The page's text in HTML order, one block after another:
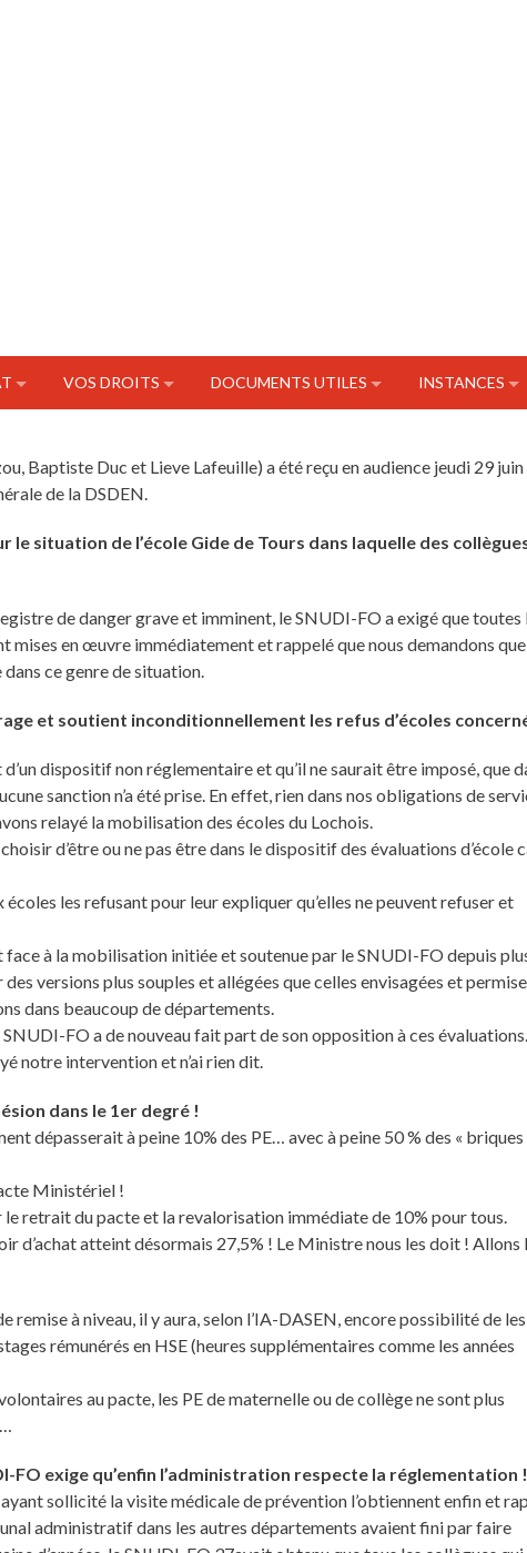
VOS DROITS DOCUMENTS UTILES INSTANCES
Baptiste Duc et Lieve Lafeuille) a été reçu en audience jeudi 29
de la DSDEN.
situation de l’école Gide de Tours dans laquelle des
de danger grave et imminent, le SNUDI-FO a exigé que toutes
mises en œuvre immédiatement et rappelé que nous demandons que
ce genre de situation.
et soutient inconditionnellement les refus d’écoles
d’un dispositif non réglementaire et qu’il ne saurait être imposé, que
sanction n’a été prise. En effet, rien dans nos obligations de
relayé la mobilisation des écoles du Lochois.
d’être ou ne pas être dans le dispositif des évaluations d’école
les refusant pour leur expliquer qu’elles ne peuvent refuser et
à la mobilisation initiée et soutenue par le SNUDI-FO depuis
versions plus souples et allégées que celles envisagées et
dans beaucoup de départements.
FO a de nouveau fait part de son opposition à ces évaluations.
notre intervention et n’ai rien dit.
dans le 1er degré !
dépasserait à peine 10% des PE… avec à peine 50 % des « briques
Ministériel !
retrait du pacte et la revalorisation immédiate de 10% pour tous.
d’achat atteint désormais 27,5% ! Le Ministre nous les doit ! Allons
remise à niveau, il y aura, selon l’IA-DASEN, encore possibilité de les
rémunérés en HSE (heures supplémentaires comme les années
au pacte, les PE de maternelle ou de collège ne sont plus
FO exige qu’enfin l’administration respecte la réglementation !
sollicité la visite médicale de prévention l’obtiennent enfin et
administratif dans les autres départements avaient fini par faire